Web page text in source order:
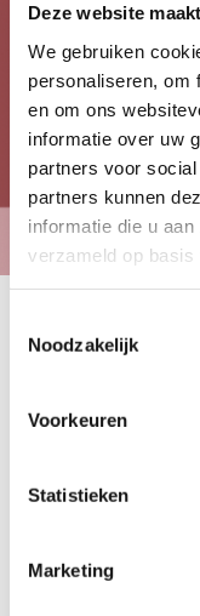
Deze website
We gebruiken
personaliseren, om
en om ons
informatie over uw
partners voor
partners kunnen
informatie die u
verzameld op basis
Noodzakelijk
Voorkeuren
Statistieken
Marketing
maanden
van een
onbehagen.